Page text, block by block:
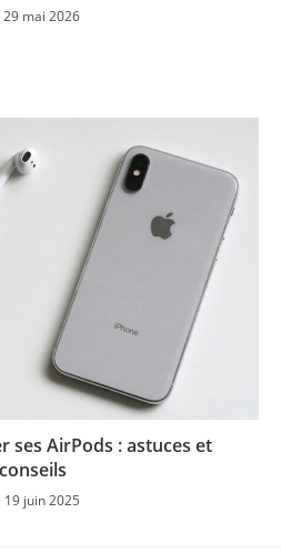
29 mai 2026
ses AirPods : astuces et
conseils
19 juin 2025